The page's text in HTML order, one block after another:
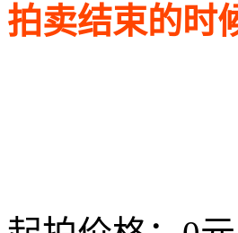
拍卖结束的时